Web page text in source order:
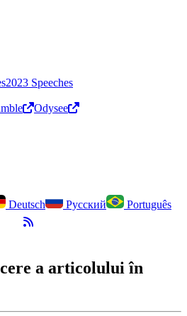
2023 Speeches
Odysee
Deutsch Русский
Português
Flux RSS
a articolului în